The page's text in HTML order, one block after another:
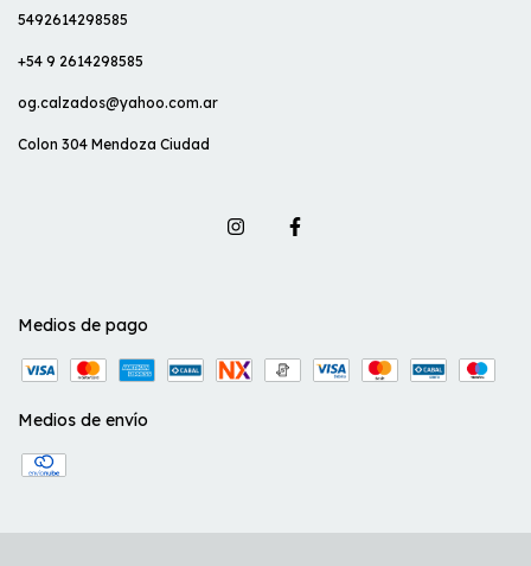
5492614298585
+54 9 2614298585
og.calzados@yahoo.com.ar
Colon 304 Mendoza Ciudad
Medios de pago
Medios de envío